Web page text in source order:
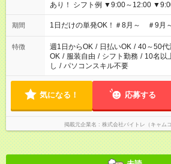
あり！ シフト例 ▼9:00～12:00
▼18:00～21:00
期間 1日だけの単発OK！＃8月～ ＃9月
特徴 週1日からOK / 日払いOK / 40～50代
OK / 服装自由 / シフト勤務 / 10名以
し / パソコンスキル不要
気になる！ 応募する
掲載元企業名 株式会社バイトレ（キャム